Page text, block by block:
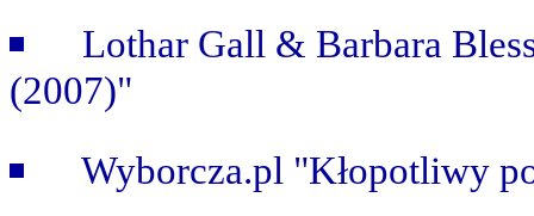
Lothar Gall & Barbara
(2007)"
Wyborcza.pl "Kłopotliwy